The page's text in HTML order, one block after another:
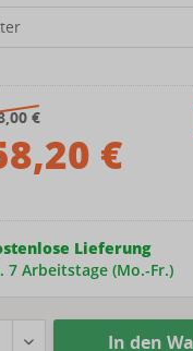
€
€
Lieferung
7 Arbeitstage (Mo.-Fr.)
In den